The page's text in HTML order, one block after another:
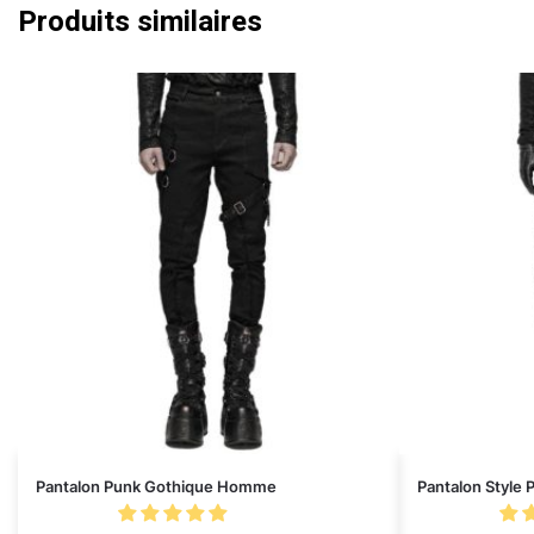
Produits similaires
Pantalon Punk Gothique Homme Pantalon Style